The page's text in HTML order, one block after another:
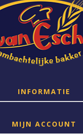
INFORMATIE
MIJN ACCOUNT